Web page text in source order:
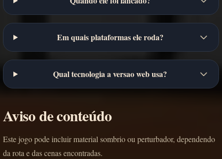
Em quais plataformas ele roda?
Qual tecnologia a versao web usa?
Aviso de conteúdo
Este jogo pode incluir material sombrio ou perturbador, dependendo
da rota e das cenas encontradas.